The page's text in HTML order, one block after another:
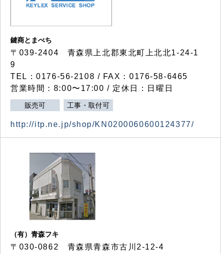
鍵商とまべち
〒039-2404 青森県上北郡東北町上北北1-24-1
9
TEL：0176-56-2108 / FAX：0176-58-6465
営業時間：8:00〜17:00 / 定休日：日曜日
販売可 工事・取付可
http://itp.ne.jp/shop/KN0200060600124377/
（有）青森フキ
〒030-0862 青森県青森市古川2-12-4